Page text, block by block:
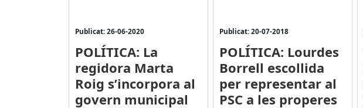
Publicat: 26-06-2020
POLÍTICA: La
regidora Marta
Roig s’incorpora al
govern municipal
Publicat: 20-07-2018
POLÍTICA: Lourdes
Borrell escollida
per representar al
PSC a les properes